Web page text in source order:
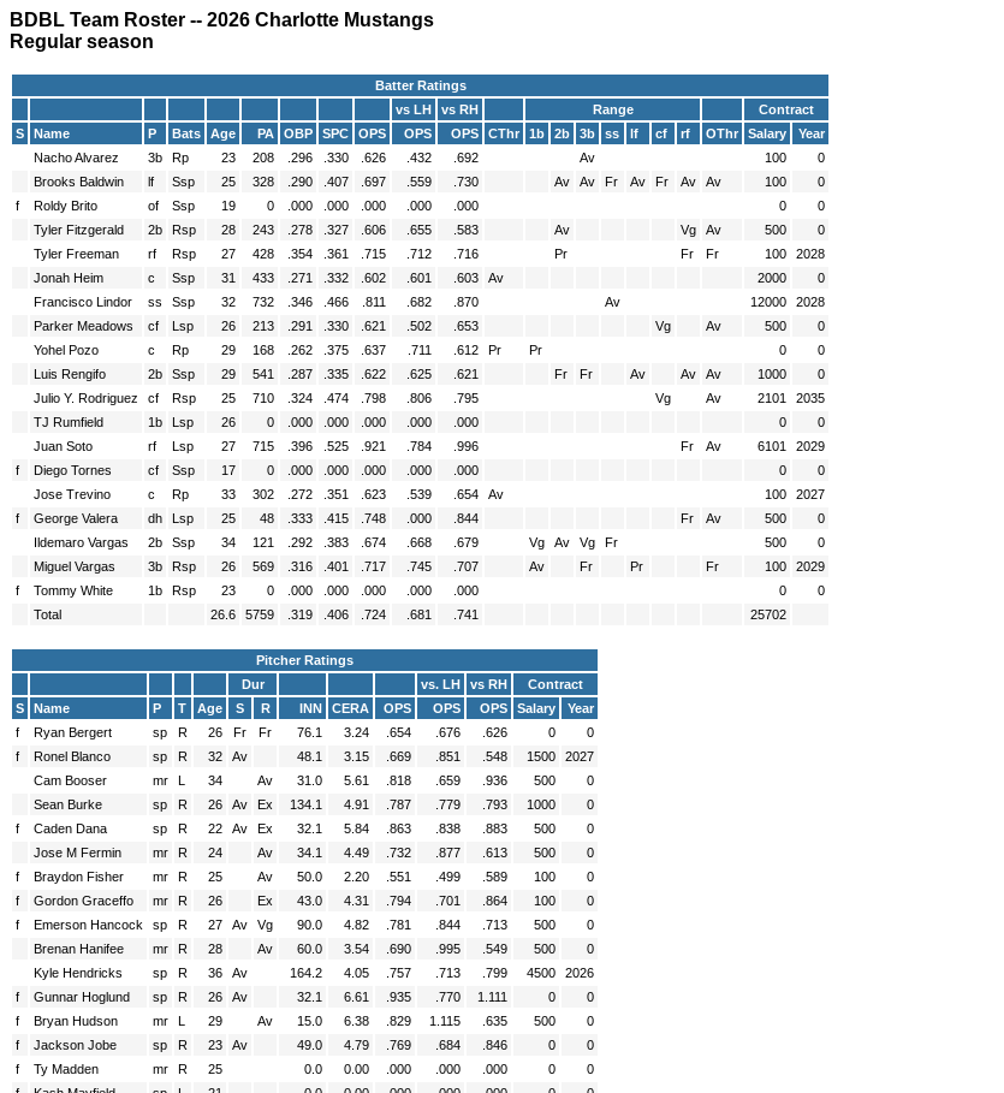
BDBL Team Roster -- 2026 Charlotte Mustangs
Regular season
Batter Ratings
vs LH
vs RH Range
Contract
S
Name P Bats Age PA OBP SPC OPS OPS OPS CThr 1b 2b 3b ss lf cf rf OThr Salary
Year
Nacho Alvarez
3b Rp 23 208 .296 .330 .626 .432 .692 Av 100
0
Brooks Baldwin
lf Ssp 25 328 .290 .407 .697 .559 .730 Av Av Fr Av Fr Av Av 100
0
f
Roldy Brito of Ssp 19 0 .000 .000 .000 .000 .000 0
0
Tyler Fitzgerald
2b Rsp 28 243 .278 .327 .606 .655 .583 Av Vg Av 500
0
Tyler Freeman
rf Rsp 27 428 .354 .361 .715 .712 .716 Pr Fr Fr 100
2028
Jonah Heim
c Ssp 31 433 .271 .332 .602 .601 .603 Av 2000
0
Francisco Lindor
ss Ssp 32 732 .346 .466 .811 .682 .870 Av 12000
2028
Parker Meadows
cf Lsp 26 213 .291 .330 .621 .502 .653 Vg Av 500
0
Yohel Pozo
c Rp 29 168 .262 .375 .637 .711 .612 Pr Pr 0
0
Luis Rengifo
2b Ssp 29 541 .287 .335 .622 .625 .621 Fr Fr Av Av Av 1000
0
Julio Y. Rodriguez
cf Rsp 25 710 .324 .474 .798 .806 .795 Vg Av 2101
2035
TJ Rumfield
1b Lsp 26 0 .000 .000 .000 .000 .000 0
0
Juan Soto
rf Lsp 27 715 .396 .525 .921 .784 .996 Fr Av 6101
2029
f
Diego Tornes cf Ssp 17 0 .000 .000 .000 .000 .000 0
0
Jose Trevino
c Rp 33 302 .272 .351 .623 .539 .654 Av 100
2027
f
George Valera dh Lsp 25 48 .333 .415 .748 .000 .844 Fr Av 500
0
Ildemaro Vargas
2b Ssp 34 121 .292 .383 .674 .668 .679 Vg Av Vg Fr 500
0
Miguel Vargas
3b Rsp 26 569 .316 .401 .717 .745 .707 Av Fr Pr Fr 100
2029
f
Tommy White 1b Rsp 23 0 .000 .000 .000 .000 .000 0
0
Total
26.6 5759 .319 .406 .724 .681 .741 25702
Pitcher Ratings
Dur
vs. LH vs RH
Contract
S
Name P T Age S R INN CERA OPS OPS OPS Salary
Year
f
Ryan Bergert sp R 26 Fr Fr 76.1 3.24 .654 .676 .626 0
0
f
Ronel Blanco sp R 32 Av 48.1 3.15 .669 .851 .548 1500
2027
Cam Booser
mr L 34 Av 31.0 5.61 .818 .659 .936 500
0
Sean Burke
sp R 26 Av Ex 134.1 4.91 .787 .779 .793 1000
0
f
Caden Dana sp R 22 Av Ex 32.1 5.84 .863 .838 .883 500
0
Jose M Fermin
mr R 24 Av 34.1 4.49 .732 .877 .613 500
0
f
Braydon Fisher mr R 25 Av 50.0 2.20 .551 .499 .589 100
0
f
Gordon Graceffo mr R 26 Ex 43.0 4.31 .794 .701 .864 100
0
f
Emerson Hancock sp R 27 Av Vg 90.0 4.82 .781 .844 .713 500
0
Brenan Hanifee
mr R 28 Av 60.0 3.54 .690 .995 .549 500
0
Kyle Hendricks
sp R 36 Av 164.2 4.05 .757 .713 .799 4500
2026
f
Gunnar Hoglund sp R 26 Av 32.1 6.61 .935 .770 1.111 0
0
f
Bryan Hudson mr L 29 Av 15.0 6.38 .829 1.115 .635 500
0
f
Jackson Jobe sp R 23 Av 49.0 4.79 .769 .684 .846 0
0
f
Ty Madden mr R 25 0.0 0.00 .000 .000 .000 0
0